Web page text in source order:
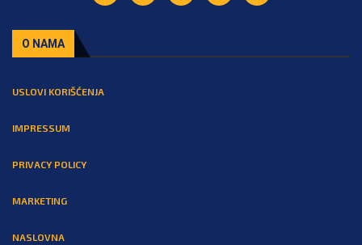
O NAMA
USLOVI KORIŠĆENJA
IMPRESSUM
PRIVACY POLICY
MARKETING
NASLOVNA